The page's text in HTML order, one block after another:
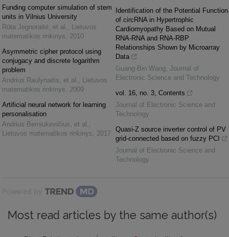
Funding computer simulation of stem
units in Vilnius University
Rūta Jegnoraitė, et al. , Lietuvos
matematikos rinkinys, 2010
Asymmetric cipher protocol using
conjugacy and discrete logarithm
problem
Andrius Raulynaitis, et al. , Lietuvos
matematikos rinkinys, 2009
Artificial neural network for learning
personalisation
Andrius Berniukevičius, et al. ,
Lietuvos matematikos rinkinys, 2017
Identification of the Potential Function
of circRNA in Hypertrophic
Cardiomyopathy Based on Mutual
RNA-RNA and RNA-RBP
Relationships Shown by Microarray
Data
Guang-Bin Wang, Journal of
Electronic Science and Technology
vol. 16, no. 3, Contents
Journal of Electronic Science and
Technology
Quasi-Z source inverter control of PV
grid-connected based on fuzzy PCI
Journal of Electronic Science and
Technology
Powered by
Most read articles by the same author(s)